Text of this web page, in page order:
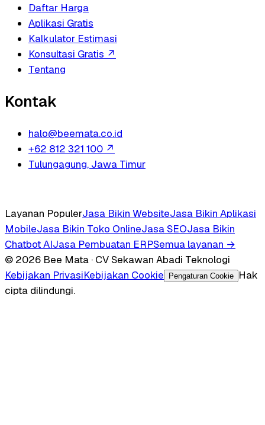
Daftar Harga
Aplikasi Gratis
Kalkulator Estimasi
Konsultasi Gratis ↗
Tentang
Kontak
halo@beemata.co.id
+62 812 321 100 ↗
Tulungagung, Jawa Timur
Layanan PopulerJasa Bikin WebsiteJasa Bikin Aplikasi
MobileJasa Bikin Toko OnlineJasa SEOJasa Bikin
Chatbot AIJasa Pembuatan ERPSemua layanan →
© 2026 Bee Mata · CV Sekawan Abadi Teknologi
Kebijakan PrivasiKebijakan Cookie Pengaturan Cookie
Hak
cipta dilindungi.